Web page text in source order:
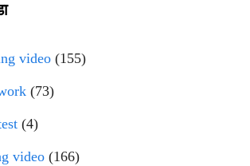
video (155)
(73)
(4)
video (166)